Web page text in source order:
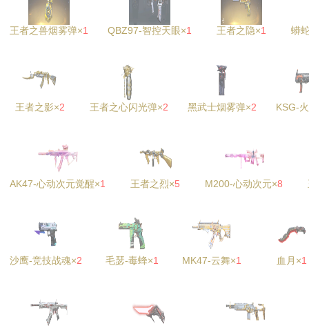
王者之兽烟雾弹×1 QBZ97-智控天眼×1 王者之隐×1 蟒
王者之影×2 王者之心闪光弹×2 黑武士烟雾弹×2 KSG-
AK47-心动次元觉醒×1 王者之烈×5 M200-心动次元×8
沙鹰-竞技战魂×2 毛瑟-毒蜂×1 MK47-云舞×1 血月×1